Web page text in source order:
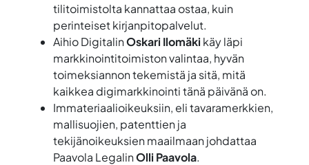
tilitoimistolta kannattaa ostaa, kuin
perinteiset kirjanpitopalvelut.
Aihio DigitalinOskari Ilomäki käy läpi
markkinointitoimiston valintaa, hyvän
toimeksiannon tekemistä ja sitä, mitä
kaikkea digimarkkinointi tänä päivänä on.
Immateriaalioikeuksiin, eli tavaramerkkien,
mallisuojien, patenttien ja
tekijänoikeuksien maailmaan johdattaa
Paavola LegalinOlli Paavola.